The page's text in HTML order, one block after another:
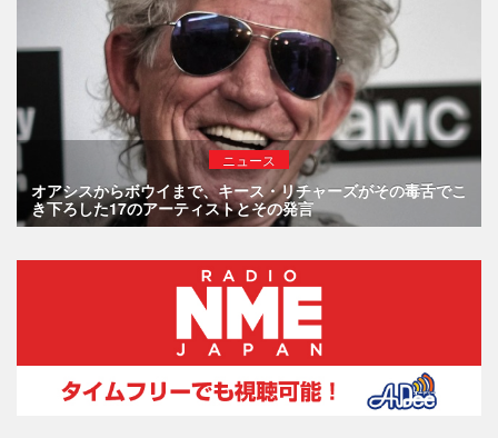
ニュース
オアシスからボウイまで、キース・リチャーズがその毒舌でこ
き下ろした17のアーティストとその発言